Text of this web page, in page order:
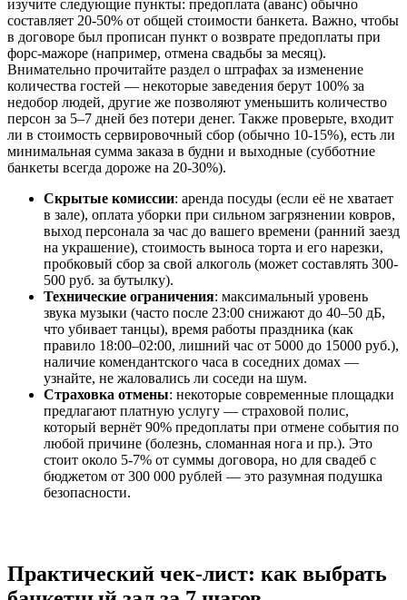
изучите следующие пункты: предоплата (аванс) обычно
составляет 20-50% от общей стоимости банкета. Важно, чтобы
в договоре был прописан пункт о возврате предоплаты при
форс-мажоре (например, отмена свадьбы за месяц).
Внимательно прочитайте раздел о штрафах за изменение
количества гостей — некоторые заведения берут 100% за
недобор людей, другие же позволяют уменьшить количество
персон за 5–7 дней без потери денег. Также проверьте, входит
ли в стоимость сервировочный сбор (обычно 10-15%), есть ли
минимальная сумма заказа в будни и выходные (субботние
банкеты всегда дороже на 20-30%).
Скрытые комиссии: аренда посуды (если её не хватает
в зале), оплата уборки при сильном загрязнении ковров,
выход персонала за час до вашего времени (ранний заезд
на украшение), стоимость выноса торта и его нарезки,
пробковый сбор за свой алкоголь (может составлять 300-
500 руб. за бутылку).
Технические ограничения: максимальный уровень
звука музыки (часто после 23:00 снижают до 40–50 дБ,
что убивает танцы), время работы праздника (как
правило 18:00–02:00, лишний час от 5000 до 15000 руб.),
наличие комендантского часа в соседних домах —
узнайте, не жаловались ли соседи на шум.
Страховка отмены: некоторые современные площадки
предлагают платную услугу — страховой полис,
который вернёт 90% предоплаты при отмене события по
любой причине (болезнь, сломанная нога и пр.). Это
стоит около 5-7% от суммы договора, но для свадеб с
бюджетом от 300 000 рублей — это разумная подушка
безопасности.
Практический чек-лист: как выбрать